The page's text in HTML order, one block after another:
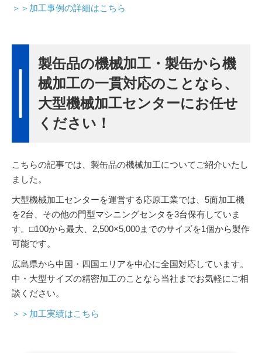
＞＞加工事例の詳細はこちら
製缶品の機械加工・製缶から機
械加工の一貫対応のことなら、
大型機械加工センターにお任せ
ください！
こちらの記事では、製缶品の機械加工についてご紹介いたし
ました。
大型機械加工センターを運営する応原工業では、5面加工機
を2台、その他の門型マシニングセンタを3台保有していま
す。□100から最大、2,500×5,000までのサイズを1個から製作
可能です。
広島県から中国・四国エリアを中心に全国対応しています。
中・大型サイズの精密加工のことなら当社までお気軽にご相
談ください。
＞＞加工実績はこちら